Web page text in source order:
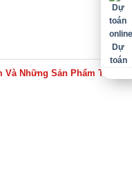
Những Sản Phẩm Tốt
Dự
toán